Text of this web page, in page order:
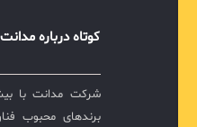
کوتاه درباره مدانت
برندهای محبوب